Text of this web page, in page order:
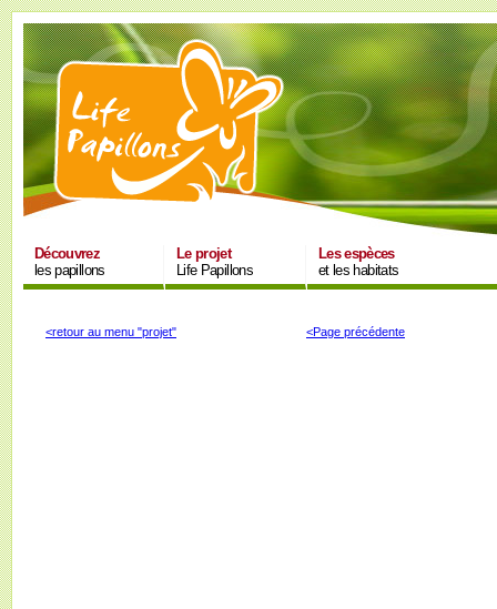
Découvrez
les papillons
Le projet
Life Papillons
Les espèces
et les habitats
<retour au menu "projet" <Page précédente